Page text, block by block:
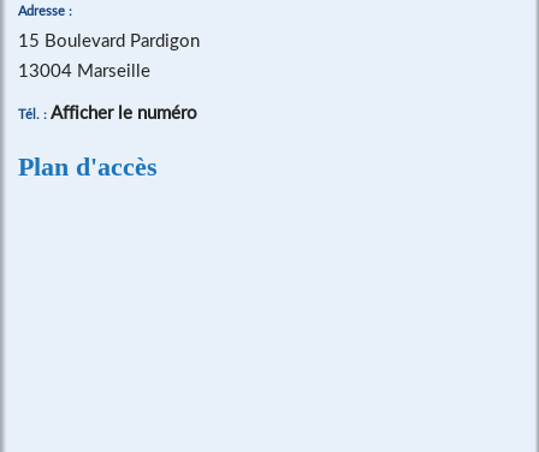
Adresse :
15 Boulevard Pardigon
13004 Marseille
Tél. : Afficher le numéro
Plan d'accès